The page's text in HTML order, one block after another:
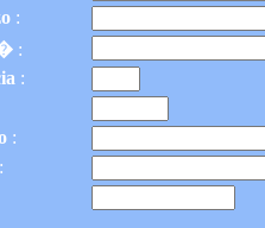
:
:
:
:
: